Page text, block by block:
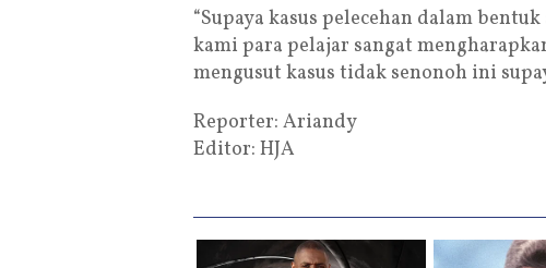
“Supaya kasus pelecehan dalam
kami para pelajar sangat
mengusut kasus tidak senonoh ini
Reporter: Ariandy
Editor: HJA